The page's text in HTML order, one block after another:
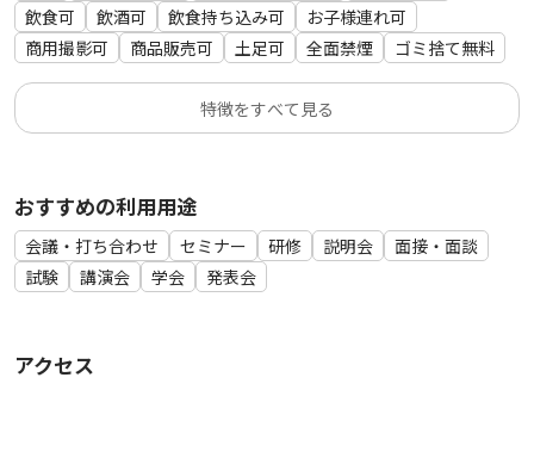
～～～～～～～～～～～～～～～～～～～～～～～～～～～～
～～～～～～～
インターネット（無線LAN）×１、
プロジェクター×１、
スクリーン×１、
ホワイトボード（幅180㎝）×１、
有線マイク×１、
卓上マイクスタンド×１、
PCスピーカー×１、
延長コード(最大5mまで)×１、
HDMI(typeA)⇔VGA変換ケーブル×１、
飲食可
飲酒可 飲食持ち込み可
お子様連れ可
商用撮影可
商品販売可 土足可 全面禁煙 ゴミ捨て無料
特徴をすべて見る
おすすめの利用用途
会議・打ち合わせ セミナー 研修 説明会
面接・面談
試験
講演会 学会 発表会
アクセス